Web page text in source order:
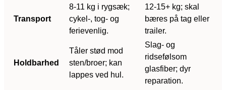
Transport
8-11 kg i rygsæk;
cykel-, tog- og
ferievenlig.
12-15+ kg; skal
bæres på tag eller
trailer.
Holdbarhed
Tåler stød mod
sten/broer; kan
lappes ved hul.
Slag- og
ridsefølsom
glasfiber; dyr
reparation.